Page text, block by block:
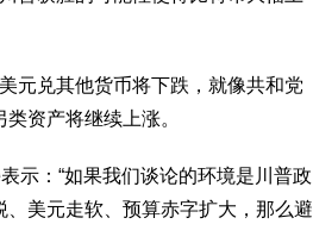
兑其他货币将下跌，就像共和党
资产将继续上涨。
：“如果我们谈论的环境是川普政
美元走软、预算赤字扩大，那么避